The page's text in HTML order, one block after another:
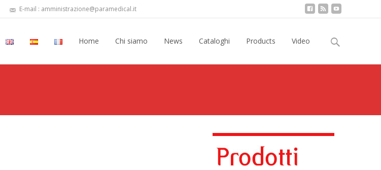
E-mail : amministrazione@paramedical.it
Home Chi siamo News Cataloghi Products Video
Ricerca